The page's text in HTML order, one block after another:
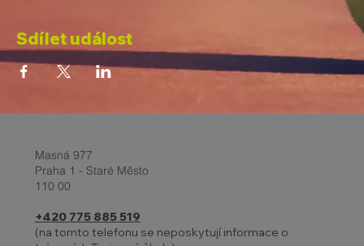
Sdílet událost
Masná 977
Praha 1 - Staré Město
110 00
+420 775 885 519
(na tomto telefonu se neposkytují informace o